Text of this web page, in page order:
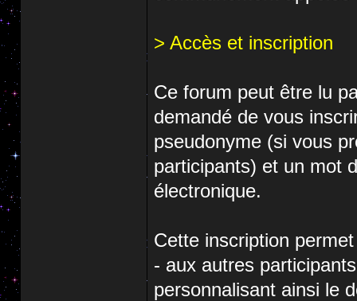
> Accès et inscription
Ce forum peut être lu
demandé de vous
pseudonyme (si vous
participants) et un mot
électronique.
Cette inscription
- aux autres
personnalisant ainsi le